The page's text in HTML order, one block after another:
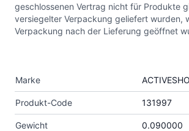
geschlossenen Vertrag nicht für Produkte
versiegelter Verpackung geliefert wurden,
Verpackung nach der Lieferung geöffnet
Marke
Produkt-Code 131997
Gewicht 0.090000